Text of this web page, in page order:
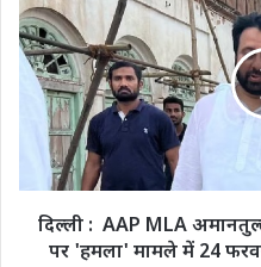
:
AAP
MLA
अमानतुल्ला
से
राहत,
पुलिसदिल्ली : AAP MLA
पर 'हमला' मामले में 24